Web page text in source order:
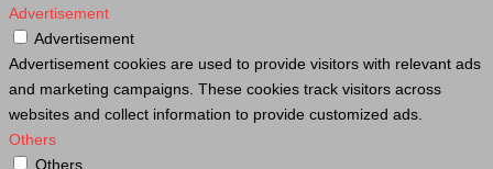
Advertisement
Advertisement
Advertisement cookies are used to provide visitors with relevant ads
and marketing campaigns. These cookies track visitors across
websites and collect information to provide customized ads.
Others
Others